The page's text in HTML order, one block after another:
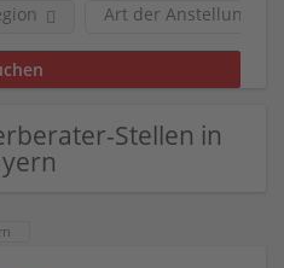
Art der Anstellung
Stellen in